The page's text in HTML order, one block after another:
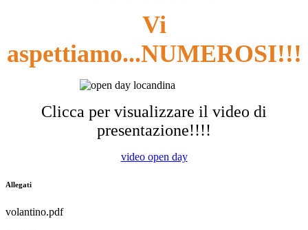
Vi
aspettiamo...NUMEROSI!!!
Clicca per visualizzare il video di
presentazione!!!!
video open day
Allegati
volantino.pdf